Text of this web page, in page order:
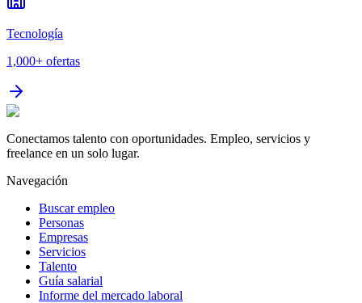
Tecnología
1,000+ ofertas
Conectamos talento con oportunidades. Empleo, servicios y
freelance en un solo lugar.
Navegación
Buscar empleo
Personas
Empresas
Servicios
Talento
Guía salarial
Informe del mercado laboral